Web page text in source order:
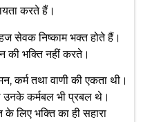
करते हैं।
सेवक निष्काम भक्त होते हैं।
की भक्ति नहीं करते।
कर्म तथा वाणी की एकता थी।
उनके कर्मबल भी प्रबल थे।
के लिए भक्ति का ही सहारा